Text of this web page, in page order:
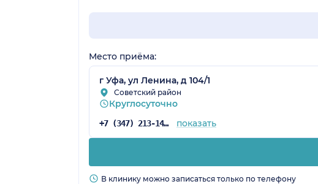
Место приёма:
г Уфа, ул Ленина, д 104/1
Советский район
Круглосуточно
+7 (347) 213-14-25 показать
В клинику можно записаться только по телефону